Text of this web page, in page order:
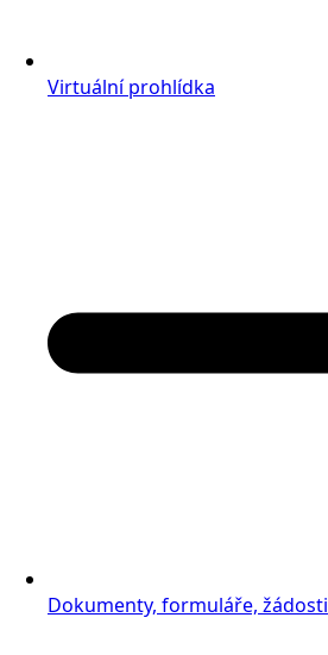
Virtuální prohlídka
Dokumenty, formuláře, žádosti